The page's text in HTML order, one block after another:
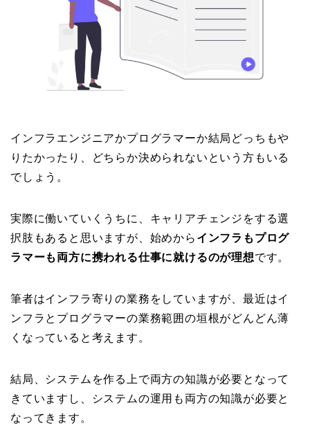
インフラエンジニアかプログラマーか結局どっちもや
りたかったり、どちらか決められないという方もいる
でしょう。
実際に働いていくうちに、キャリアチェンジをする選
択肢もあると思いますが、始めから インフラもプログ
ラマーも両方に携われる仕事に就けるのが理想です。
筆者はインフラ寄りの業務をしていますが、最近はイ
ンフラとプログラマーの業務範囲の垣根がどんどん薄
くなっていると考えます。
結局、システムを作る上で両方の知識が必要となって
きていますし、システムの運用も両方の知識が必要と
なってきます。